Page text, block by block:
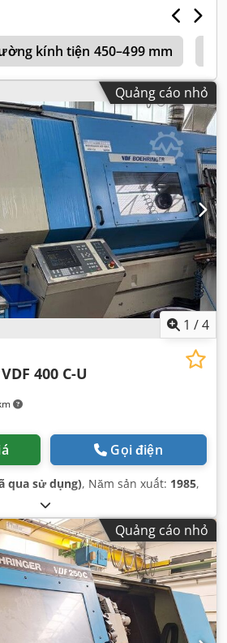
kính tiện 450–499 mm
Quảng cáo nhỏ
1 /4
VDF 400 C-U
Gọi điện
qua sử dụng), Năm sản xuất: 1985,
Quảng cáo nhỏ